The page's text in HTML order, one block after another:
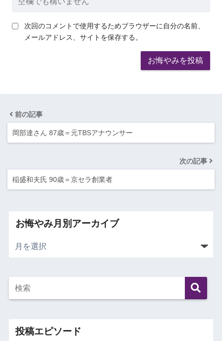
次回のコメントで使用するためブラウザーに自分の名前、
メールアドレス、サイトを保存する。
前の記事
岡部達さん 87歳＝元TBSアナウンサー
次の記事
稲盛和夫氏 90歳＝京セラ創業者
お悔やみ月別アーカイブ
投稿エピソード